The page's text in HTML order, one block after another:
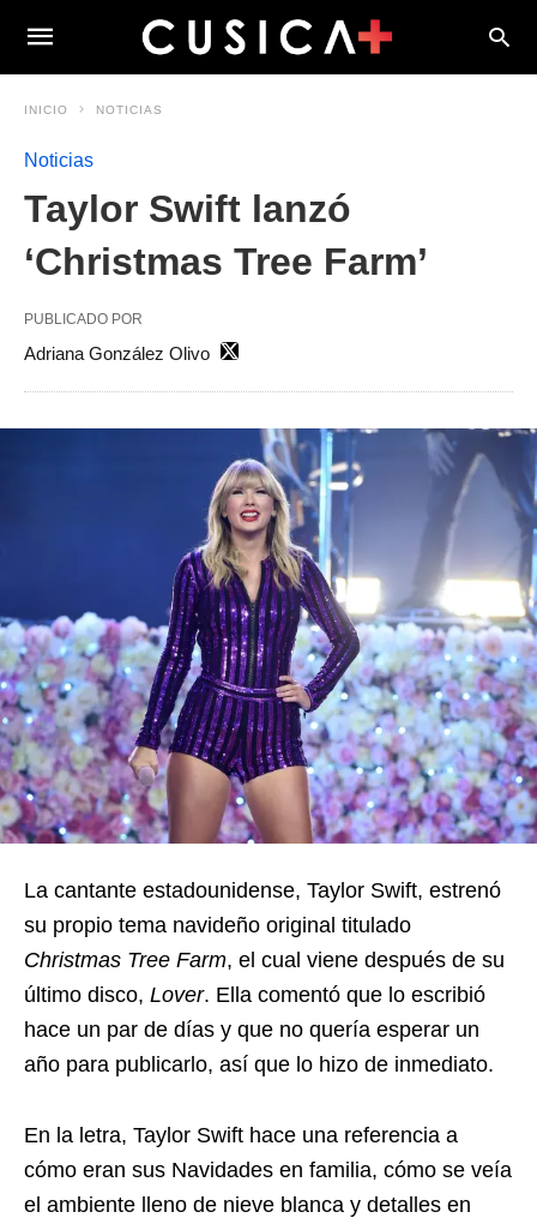
INICIO NOTICIAS
Noticias
Taylor Swift lanzó
‘Christmas Tree Farm’
PUBLICADO POR
Adriana González Olivo
La cantante estadounidense, Taylor Swift, estrenó
su propio tema navideño original titulado
Christmas Tree Farm, el cual viene después de su
último disco, Lover. Ella comentó que lo escribió
hace un par de días y que no quería esperar un
año para publicarlo, así que lo hizo de inmediato.
En la letra, Taylor Swift hace una referencia a
cómo eran sus Navidades en familia, cómo se veía
el ambiente lleno de nieve blanca y detalles en